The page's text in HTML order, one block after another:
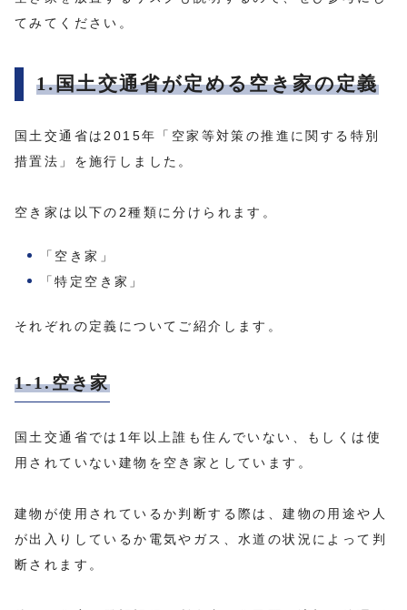
てみてください。
1.国土交通省が定める空き家の定義
国土交通省は2015年「空家等対策の推進に関する特別
措置法」を施行しました。
空き家は以下の2種類に分けられます。
「空き家」
「特定空き家」
それぞれの定義についてご紹介します。
1-1.空き家
国土交通省では1年以上誰も住んでいない、もしくは使
用されていない建物を空き家としています。
建物が使用されているか判断する際は、建物の用途や人
が出入りしているか電気やガス、水道の状況によって判
断されます。